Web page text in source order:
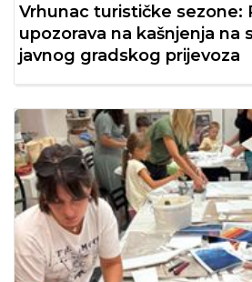
Vrhunac turističke sezone:
upozorava na kašnjenja na
javnog gradskog prijevoza